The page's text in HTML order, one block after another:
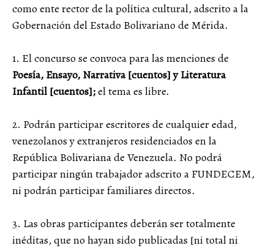
como ente rector de la política cultural, adscrito a la
Gobernación del Estado Bolivariano de Mérida.
1. El concurso se convoca para las menciones de
Poesía, Ensayo, Narrativa [cuentos] y Literatura
Infantil [cuentos];el tema es libre.
2. Podrán participar escritores de cualquier edad,
venezolanos y extranjeros residenciados en la
República Bolivariana de Venezuela. No podrá
participar ningún trabajador adscrito a FUNDECEM,
ni podrán participar familiares directos.
3. Las obras participantes deberán ser totalmente
inéditas, que no hayan sido publicadas [ni total ni